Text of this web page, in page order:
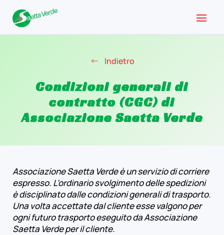
Indietro
Condizioni generali di
contratto (CGC) di
Associazione Saetta Verde
Associazione Saetta Verde è un servizio di corriere
espresso. L’ordinario svolgimento delle spedizioni
è disciplinato dalle condizioni generali di trasporto.
Una volta accettate dal cliente esse valgono per
ogni futuro trasporto eseguito da Associazione
Saetta Verde per il cliente.